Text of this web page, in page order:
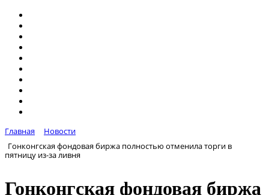
Главная
Новости
Гонконгская фондовая биржа полностью отменила торги в
пятницу из-за ливня
Гонконгская фондовая биржа